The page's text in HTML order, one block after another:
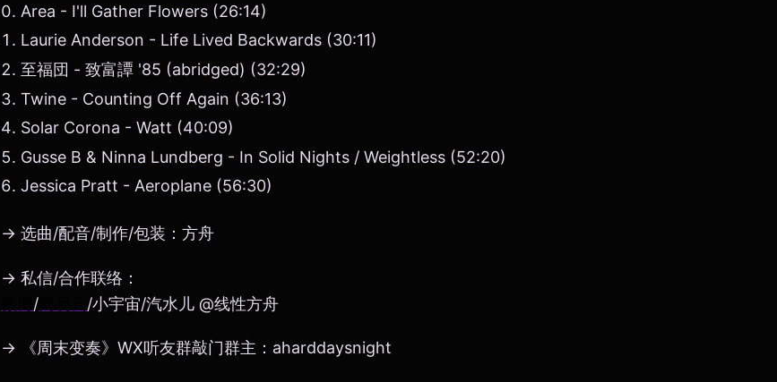
Area - I'll Gather Flowers (26:14)
Laurie Anderson - Life Lived Backwards (30:11)
至福団 - 致富譚 '85 (abridged) (32:29)
Twine - Counting Off Again (36:13)
Solar Corona - Watt (40:09)
Gusse B & Ninna Lundberg - In Solid Nights / Weightless (52:20)
Jessica Pratt - Aeroplane (56:30)
→ 选曲/配音/制作/包装：方舟
→ 私信/合作联络：
/ /小宇宙/汽水儿 @线性方舟
→ 《周末变奏》WX听友群敲门群主：aharddaysnight